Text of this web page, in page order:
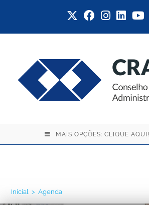
MAIS OPÇÕES: CLIQUE AQUI!
Inicial > Agenda